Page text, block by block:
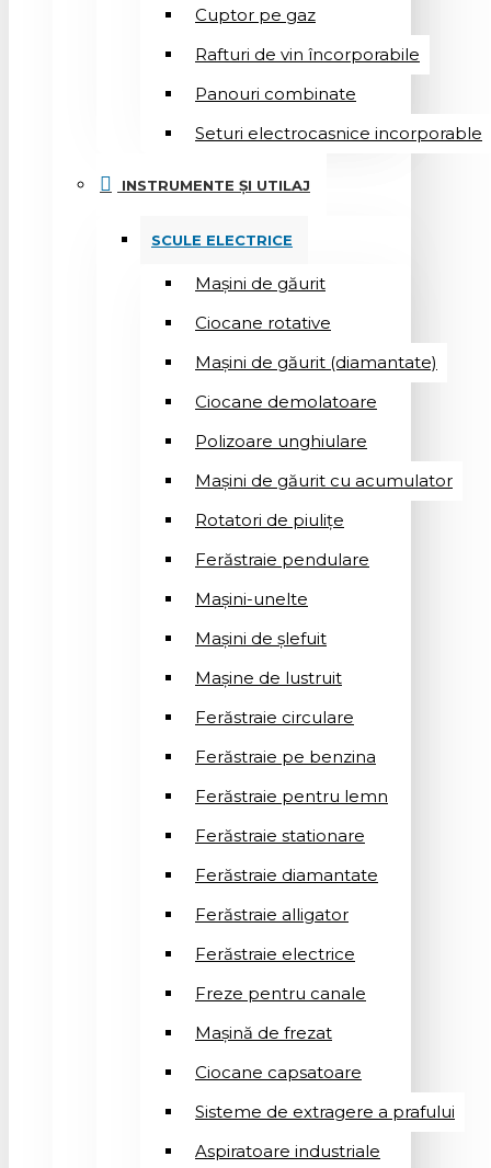
Cuptor pe gaz
Rafturi de vin încorporabile
Panouri combinate
Seturi electrocasnice incorporable
INSTRUMENTE ȘI UTILAJ
SCULE ELECTRICE
Mașini de găurit
Ciocane rotative
Mașini de găurit (diamantate)
Ciocane demolatoare
Polizoare unghiulare
Mașini de găurit cu acumulator
Rotatori de piuliţe
Ferăstraie pendulare
Mașini-unelte
Mașini de șlefuit
Mașinе de lustruit
Ferăstraie circulare
Ferăstraie pe benzina
Ferăstraie pentru lemn
Ferăstraie stationare
Ferăstraie diamantate
Ferăstraie alligator
Ferăstraie electrice
Freze pentru canale
Mașină de frezat
Ciocane capsatoare
Sisteme de extragere a prafului
Aspiratoare industriale